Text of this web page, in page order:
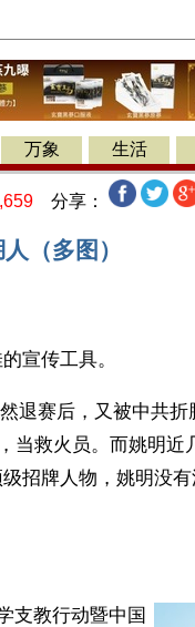
万象 生活
分享：
（多图）
宣传工具。
退赛后，又被中共
当救火员。而姚明
招牌人物，姚明没
支教行动暨中国